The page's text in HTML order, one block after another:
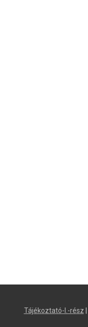
Tájékoztató-I.-rész